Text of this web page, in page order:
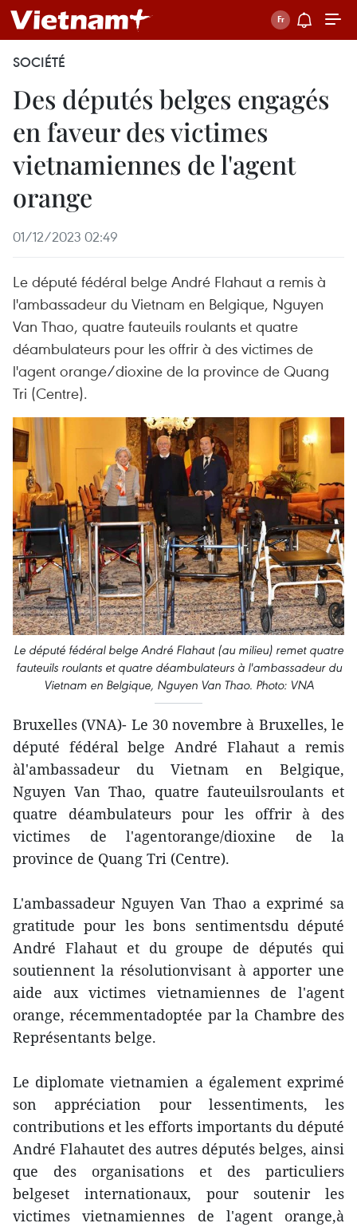
SOCIÉTÉ
Des députés belges engagés
en faveur des victimes
vietnamiennes de l'agent
orange
01/12/2023 02:49
Le député fédéral belge André Flahaut a remis à
l'ambassadeur du Vietnam en Belgique, Nguyen
Van Thao, quatre fauteuils roulants et quatre
déambulateurs pour les offrir à des victimes de
l'agent orange/dioxine de la province de Quang
Tri (Centre).
Le député fédéral belge André Flahaut (au milieu) remet quatre
fauteuils roulants et quatre déambulateurs à l'ambassadeur du
Vietnam en Belgique, Nguyen Van Thao. Photo: VNA
Bruxelles (VNA)- Le 30 novembre à Bruxelles, le
député fédéral belge André Flahaut a remis
àl'ambassadeur du Vietnam en Belgique,
Nguyen Van Thao, quatre fauteuilsroulants et
quatre déambulateurs pour les offrir à des
victimes de l'agentorange/dioxine de la
province de Quang Tri (Centre).
L'ambassadeur Nguyen Van Thao a exprimé sa
gratitude pour les bons sentimentsdu député
André Flahaut et du groupe de députés qui
soutiennent la résolutionvisant à apporter une
aide aux victimes vietnamiennes de l'agent
orange, récemmentadoptée par la Chambre des
Représentants belge.
Le diplomate vietnamien a également exprimé
son appréciation pour lessentiments, les
contributions et les efforts importants du député
André Flahautet des autres députés belges, ainsi
que des organisations et des particuliers
belgeset internationaux, pour soutenir les
victimes vietnamiennes de l'agent orange,à